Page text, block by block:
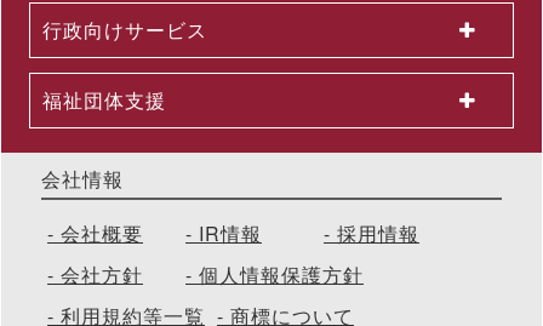
公開講座セットプラン「上司部下ペアプラン」を26年５月より
提供開始 ～同一テーマの同時受講で、実践につながる共通言語
行政向けサービス
福祉団体支援
会社情報
会社概要
IR情報
採用情報
会社方針
個人情報保護方針
利用規約等一覧
商標について